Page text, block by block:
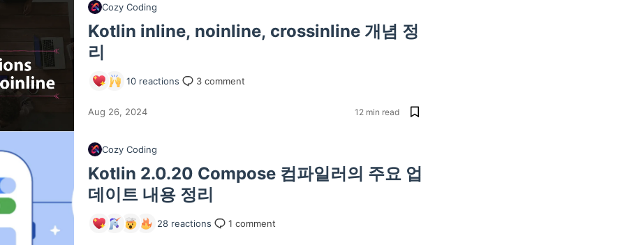
Cozy Coding
Kotlin inline, noinline, crossinline 개념 정
리
10reactions 3comment
Aug 26, 2024 12 min read
Cozy Coding
Kotlin 2.0.20 Compose 컴파일러의 주요 업
데이트 내용 정리
28 reactions 1 comment